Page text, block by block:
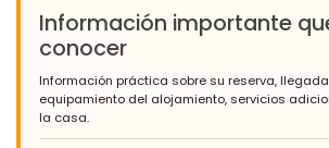
Información importante
conocer
Información práctica sobre su reserva,
equipamiento del alojamiento, servicios
la casa.